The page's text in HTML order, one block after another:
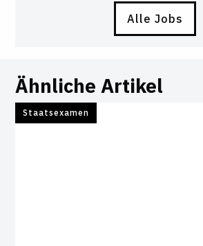
Alle Jobs
Ähnliche Artikel
Staatsexamen